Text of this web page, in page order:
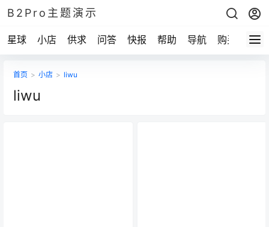
B2Pro主题演示
星球 小店 供求 问答 快报 帮助 导航 购买
首页 > 小店 > liwu
liwu